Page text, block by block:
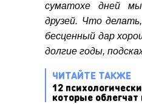
суматохе дней
друзей. Что
бесценный дар
долгие годы,
ЧИТАЙТЕ ТАКЖЕ
12
которые